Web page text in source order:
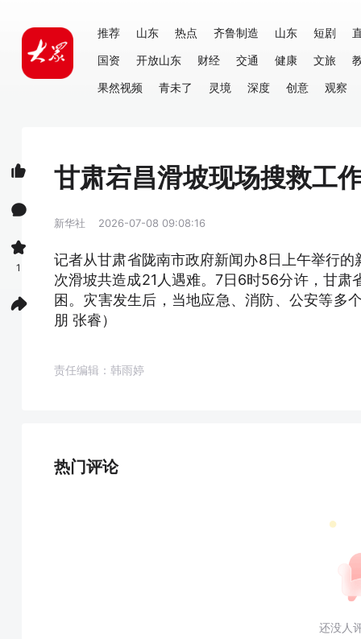
推荐 山东 热点 齐鲁制造 山东 短剧
国资
开放山东 财经 交通 健康 文旅
果然视频
青未了 灵境 深度 创意 观察
甘肃宕昌滑坡现场搜救工
新华社 2026-07-08 09:08:16
记者从甘肃省陇南市政府新闻办8日上午举行
次滑坡共造成21人遇难。7日6时56分许，甘
困。灾害发生后，当地应急、消防、公安等多
朋 张睿）
责任编辑：韩雨婷
热门评论
还没人
1